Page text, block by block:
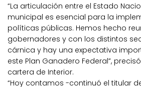
“La articulación entre el Estado
municipal es esencial para la
políticas públicas. Hemos hecho
gobernadores y con los distintos
cárnica y hay una expectativa
este Plan Ganadero Federal”,
cartera de Interior.
“Hoy contamos -continuó el titular